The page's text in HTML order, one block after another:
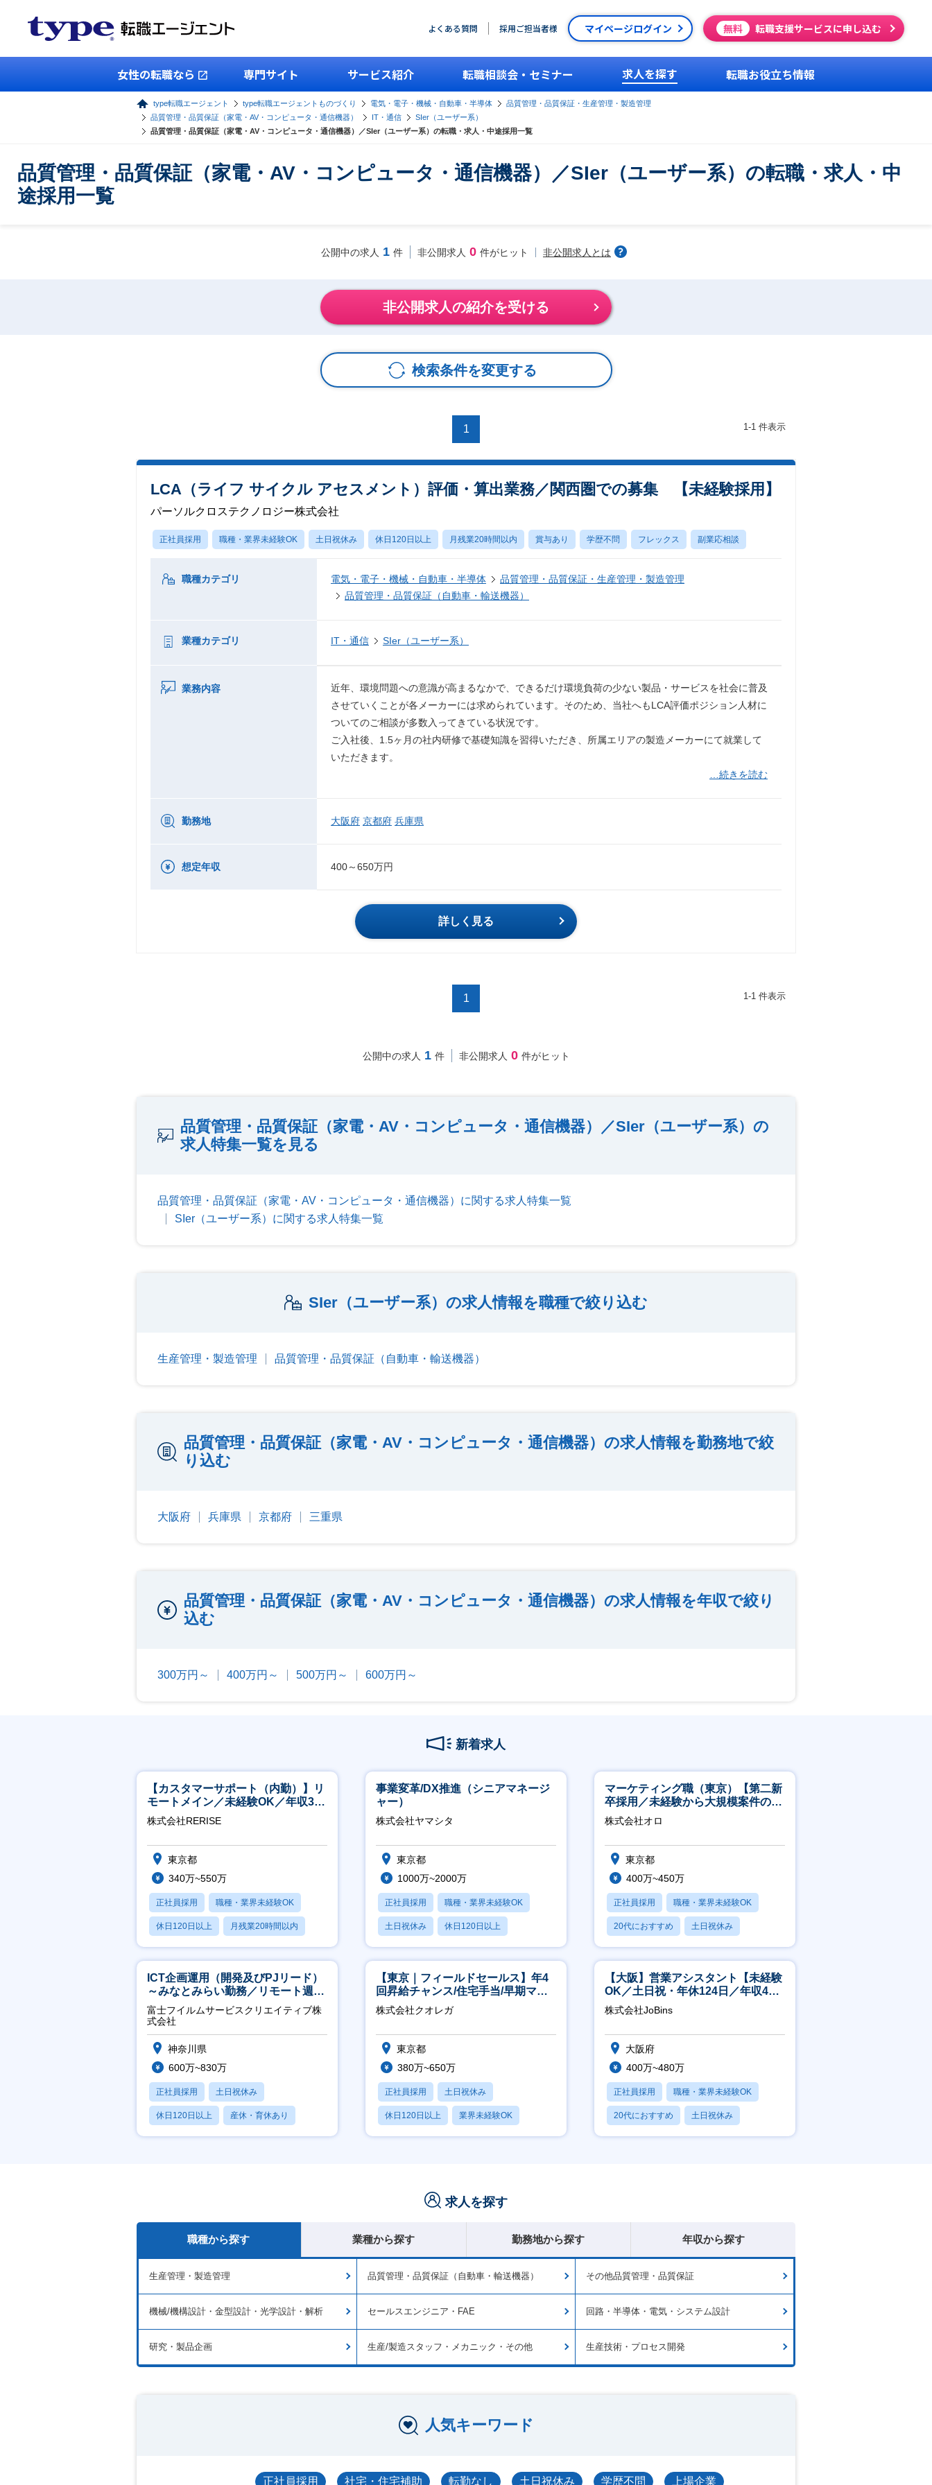
よくある質問 採用ご担当者様 マイページログイン 無料 転職支援サービスに申し込む
女性の転職なら 専門サイト サービス紹介 転職相談会・セミナー 求人を探す 転職お役立ち情報
type転職エージェント type転職エージェントものづくり 電気・電子・機械・自動車・半導体
品質管理・品質保証・生産管理・製造管理
品質管理・品質保証（家電・AV・コンピュータ・通信機器）
IT・通信
SIer（ユーザー系）
品質管理・品質保証（家電・AV・コンピュータ・通信機器）／SIer（ユーザー系）の転職・求人・中途採用一覧
品質管理・品質保証（家電・AV・コンピュータ・通信機器）／SIer（ユーザー系）の転職・求人・中
途採用一覧
公開中の求人 1 件 非公開求人 0 件がヒット 非公開求人とは
非公開求人の紹介を受ける
検索条件を変更する
1 1-1 件表示
LCA（ライフ サイクル アセスメント）評価・算出業務／関西圏での募集 【未経験採用】
パーソルクロステクノロジー株式会社
正社員採用 職種・業界未経験OK 土日祝休み 休日120日以上 月残業20時間以内 賞与あり 学歴不問 フレックス 副業応相談
職種カテゴリ 電気・電子・機械・自動車・半導体
品質管理・品質保証・生産管理・製造管理
品質管理・品質保証（自動車・輸送機器）
業種カテゴリ IT・通信 SIer（ユーザー系）
業務内容
近年、環境問題への意識が高まるなかで、できるだけ環境負荷の少ない製品・サービスを社会に普及
させていくことが各メーカーには求められています。そのため、当社へもLCA評価ポジション人材に
ついてのご相談が多数入ってきている状況です。
ご入社後、1.5ヶ月の社内研修で基礎知識を習得いただき、所属エリアの製造メーカーにて就業して
いただきます。
…続きを読む
勤務地 大阪府 京都府 兵庫県
想定年収 400～650万円
詳しく見る
1 1-1 件表示
公開中の求人 1 件 非公開求人 0 件がヒット
品質管理・品質保証（家電・AV・コンピュータ・通信機器）／SIer（ユーザー系）の
求人特集一覧を見る
品質管理・品質保証（家電・AV・コンピュータ・通信機器）に関する求人特集一覧
SIer（ユーザー系）に関する求人特集一覧
SIer（ユーザー系）の求人情報を職種で絞り込む
生産管理・製造管理 品質管理・品質保証（自動車・輸送機器）
品質管理・品質保証（家電・AV・コンピュータ・通信機器）の求人情報を勤務地で絞
り込む
大阪府 兵庫県 京都府 三重県
品質管理・品質保証（家電・AV・コンピュータ・通信機器）の求人情報を年収で絞り
込む
300万円～ 400万円～ 500万円～ 600万円～
新着求人
【カスタマーサポート（内勤）】リ
モートメイン／未経験OK／年収340
万～／年間休日125日
株式会社RERISE
東京都
340万~550万
正社員採用 職種・業界未経験OK
休日120日以上 月残業20時間以内
賞与あり
事業変革/DX推進（シニアマネージ
ャー）
株式会社ヤマシタ
東京都
1000万~2000万
正社員採用 職種・業界未経験OK
土日祝休み 休日120日以上
産休・育休あり
マーケティング職（東京）【第二新
卒採用／未経験から大規模案件のマ
ーケティングが経験できる／研修充
実】
株式会社オロ
東京都
400万~450万
正社員採用 職種・業界未経験OK
20代におすすめ 土日祝休み
休日120日以上
ICT企画運用（開発及びPJリード）
～みなとみらい勤務／リモート週
2OK／業務改善～
富士フイルムサービスクリエイティブ株
式会社
神奈川県
600万~830万
正社員採用 土日祝休み
休日120日以上 産休・育休あり
月残業20時間以内
【東京｜フィールドセールス】年4
回昇給チャンス/住宅手当/早期マネ
ジメント機会あり！
株式会社クオレガ
東京都
380万~650万
正社員採用 土日祝休み
休日120日以上 業界未経験OK
産休・育休あり
【大阪】営業アシスタント【未経験
OK／土日祝・年休124日／年収400
万～／転勤なし】
株式会社JoBins
大阪府
400万~480万
正社員採用 職種・業界未経験OK
20代におすすめ 土日祝休み
休日120日以上
求人を探す
職種から探す 業種から探す 勤務地から探す 年収から探す
生産管理・製造管理 品質管理・品質保証（自動車・輸送機器） その他品質管理・品質保証
機械/機構設計・金型設計・光学設計・解析 セールスエンジニア・FAE 回路・半導体・電気・システム設計
研究・製品企画 生産/製造スタッフ・メカニック・その他 生産技術・プロセス開発
人気キーワード
正社員採用 社宅・住宅補助 転勤なし 土日祝休み 学歴不問 上場企業